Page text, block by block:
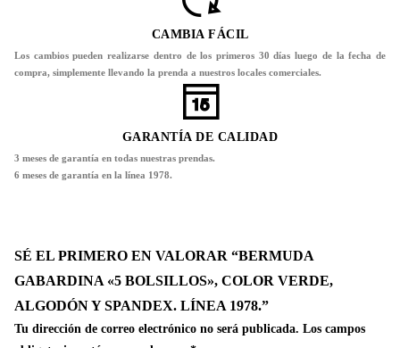
CAMBIA FÁCIL
Los cambios pueden realizarse dentro de los primeros 30 días luego de la fecha de
compra, simplemente llevando la prenda a nuestros locales comerciales.
GARANTÍA DE CALIDAD
3 meses de garantía en todas nuestras prendas.
6 meses de garantía en la línea 1978.
SÉ EL PRIMERO EN VALORAR “BERMUDA
GABARDINA «5 BOLSILLOS», COLOR VERDE,
ALGODÓN Y SPANDEX. LÍNEA 1978.”
Tu dirección de correo electrónico no será publicada. Los campos